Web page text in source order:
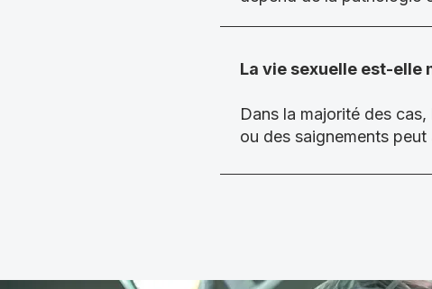
La vie sexuelle est-elle
Dans la majorité des
ou des saignements